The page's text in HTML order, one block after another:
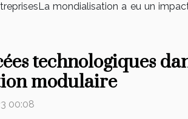
mondialisation a eu un
technologiques
modulaire
00:08